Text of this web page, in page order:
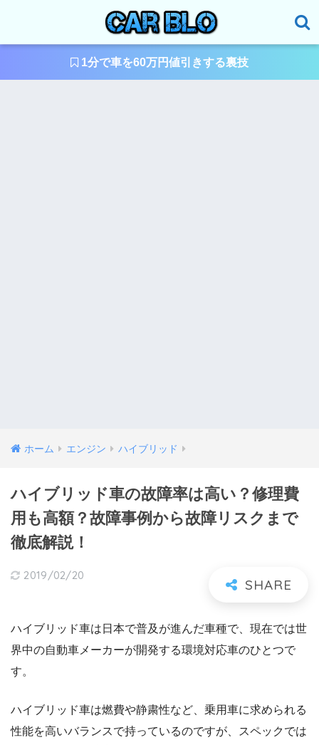
1分で車を60万円値引きする裏技
ホーム エンジン ハイブリッド
ハイブリッド車の故障率は高い？修理費
用も高額？故障事例から故障リスクまで
徹底解説！
2019/02/20
ハイブリッド車は日本で普及が進んだ車種で、現在では世
界中の自動車メーカーが開発する環境対応車のひとつで
す。
ハイブリッド車は燃費や静粛性など、乗用車に求められる
性能を高いバランスで持っているのですが、スペックでは